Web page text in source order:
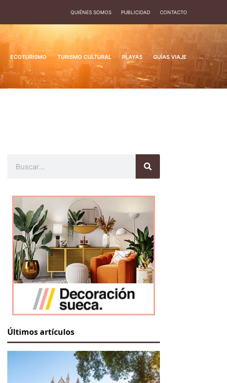
QUIÉNES SOMOS PUBLICIDAD CONTACTO
ECOTURISMO TURISMO CULTURAL PLAYAS GUÍAS VIAJE
Últimos artículos